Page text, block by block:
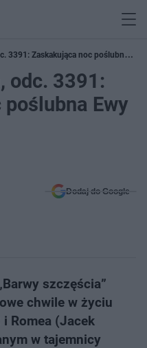
3391: Zaskakująca noc poślubna
odc. 3391:
Ewy
Dodaj do Google
szczęścia”
chwile w życiu
Romea (Jacek
w tajemnicy